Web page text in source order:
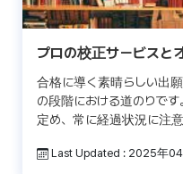
プロの校正サービスと
の違い
合格に導く素晴らしい出
の段階における道のりで
定め、常に経過状況に注
め切 […]
Last Updated : 2025年